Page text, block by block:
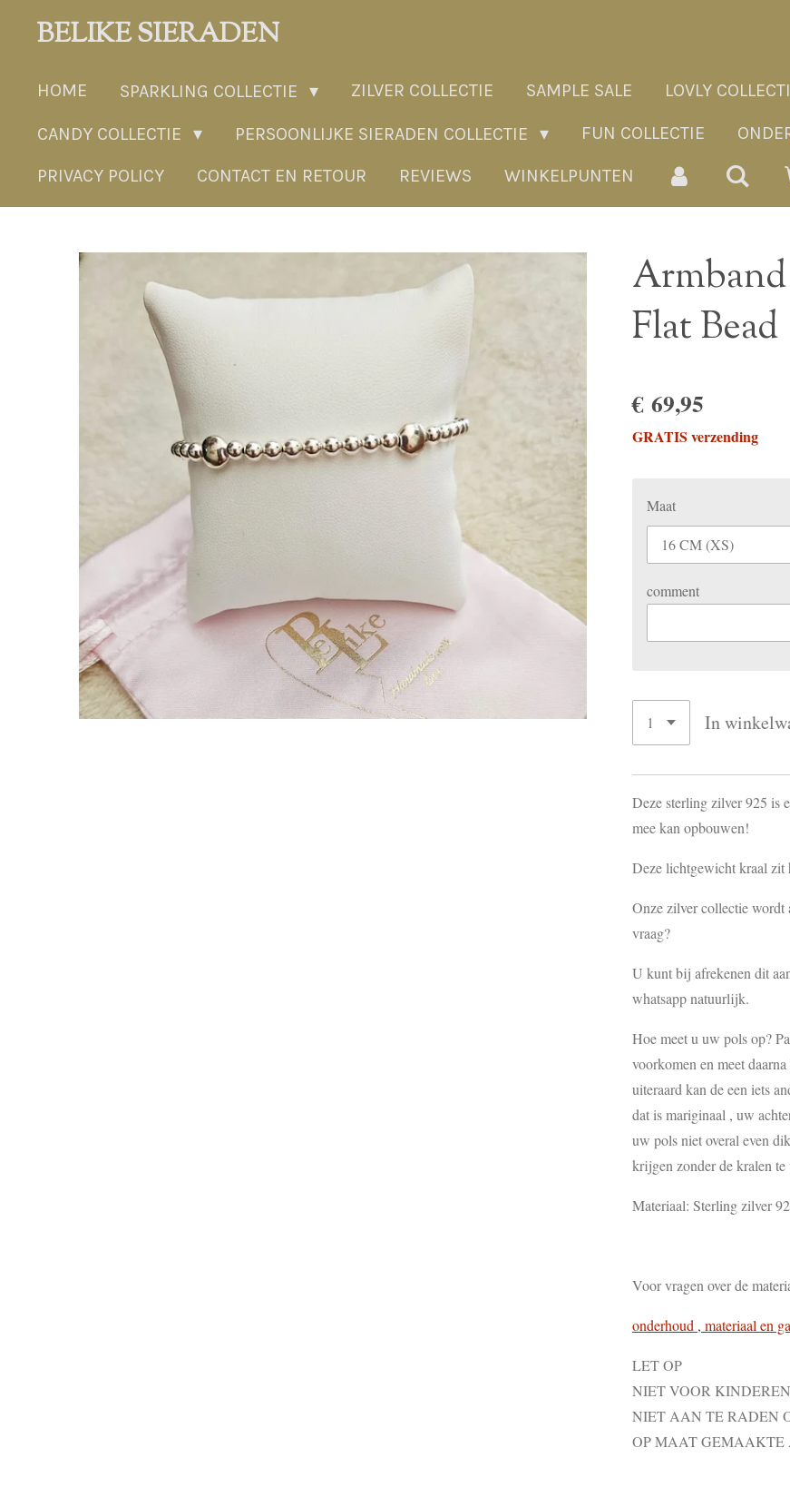
directBELIKE SIERADEN
HOME SPARKLING COLLECTIE ZILVER COLLECTIE SAMPLE SALE LOVLY
CANDY COLLECTIE PERSOONLIJKE SIERADEN COLLECTIE FUN COLLECTIE
PRIVACY POLICY CONTACT EN RETOUR REVIEWS WINKELPUNTEN
Flat Bead
€ 69,95
GRATIS verzending
Maat
comment
In
Deze sterling zilver 925 is
mee kan opbouwen!
Deze lichtgewicht kraal zit
Onze zilver collectie wordt
vraag?
U kunt bij afrekenen dit
whatsapp natuurlijk.
Hoe meet u uw pols op?
voorkomen en meet
uiteraard kan de een iets
dat is mariginaal , uw
uw pols niet overal even
krijgen zonder de kralen te
Materiaal: Sterling zilver
Voor vragen over de
onderhoud , materiaal en
LET OP
NIET VOOR
NIET AAN TE RADEN
OP MAAT GEMAAKTE